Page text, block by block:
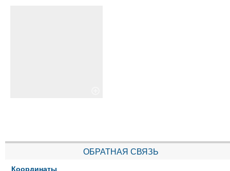
ОБРАТНАЯ СВЯЗЬ
Координаты